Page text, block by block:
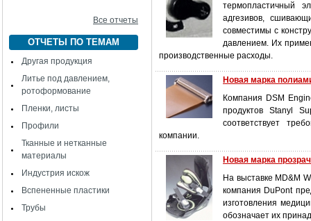
Все отчеты
ОТЧЕТЫ ПО ТЕМАМ
Другая продукция
Литье под давлением,
ротоформование
Пленки, листы
Профили
Тканные и нетканные
материалы
Индустрия искож
Вспененные пластики
Трубы
термопластичный
адгезивов,
совместимы с
давлением. Их
производственные расходы.
Новая марка
Компания DSM
продуктов Stanyl
соответствует
компании.
Новая марка
На выставке MD&M
компания DuPont
изготовления
обозначает их